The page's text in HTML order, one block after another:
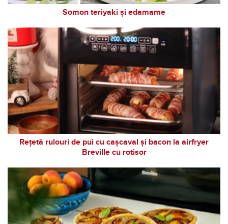
Somon teriyaki și edamame
Rețetă rulouri de pui cu cașcaval și bacon la airfryer
Breville cu rotisor